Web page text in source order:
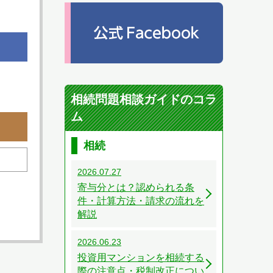
相続問題相談ガイドのコラ
ム
相続
2026.07.27
寄与分とは？認められる条
件・計算方法・請求の流れを
解説
2026.06.23
投資用マンションを相続する
際の注意点・税制改正につい